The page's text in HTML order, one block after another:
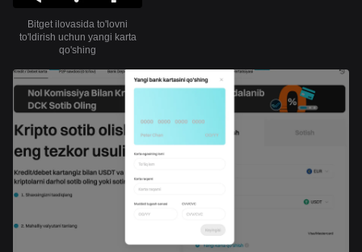
Bitget ilovasida to'lovni
to'ldirish uchun yangi karta
qo'shing